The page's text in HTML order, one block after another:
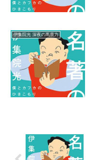
伊集院光 深夜の馬鹿力